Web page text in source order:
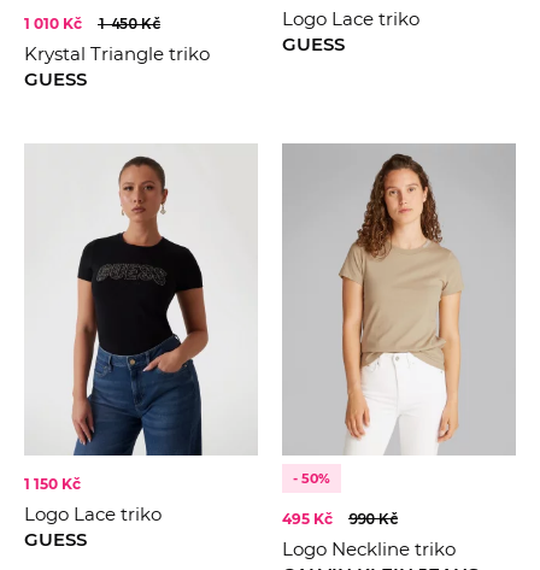
1 010 Kč 1 450 Kč
Krystal Triangle triko
GUESS
Logo Lace triko
GUESS
1 150 Kč
Logo Lace triko
GUESS
- 50%
495 Kč 990 Kč
Logo Neckline triko